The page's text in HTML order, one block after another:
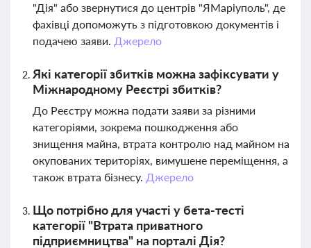
"Дія" або звернутися до центрів "ЯМаріуполь", де
фахівці допоможуть з підготовкою документів і
подачею заяви. Джерело
Які категорії збитків можна зафіксувати у
Міжнародному Реєстрі збитків?
До Реєстру можна подати заяви за різними
категоріями, зокрема пошкодження або
знищення майна, втрата контролю над майном на
окупованих територіях, вимушене переміщення, а
також втрата бізнесу. Джерело
Що потрібно для участі у бета-тесті
категорії "Втрата приватного
підприємництва" на порталі Дія?